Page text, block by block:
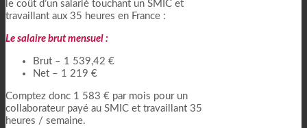
le coût d’un salarié touchant un SMIC et
travaillant aux 35 heures en France :
Le salaire brut mensuel :
Brut – 1 539,42 €
Net – 1 219 €
Comptez donc 1 583 € par mois pour un
collaborateur payé au SMIC et travaillant 35
heures / semaine.